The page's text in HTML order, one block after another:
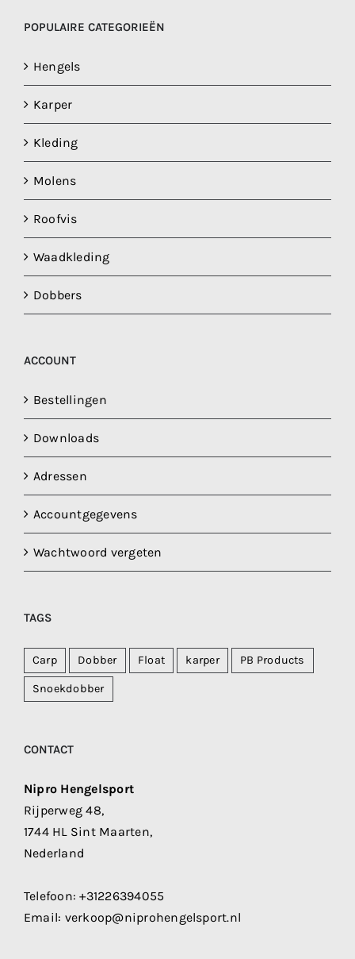
POPULAIRE CATEGORIEËN
Hengels
Karper
Kleding
Molens
Roofvis
Waadkleding
Dobbers
ACCOUNT
Bestellingen
Downloads
Adressen
Accountgegevens
Wachtwoord vergeten
TAGS
Carp Dobber Float karper PB Products
Snoekdobber
CONTACT
Nipro Hengelsport
Rijperweg 48,
1744 HL Sint Maarten,
Nederland
Telefoon:+31226394055
Email: verkoop@niprohengelsport.nl